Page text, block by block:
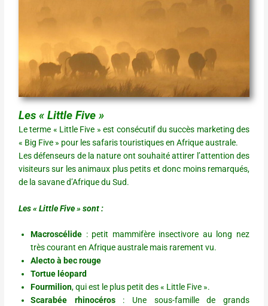
Les « Little Five »
Le terme « Little Five » est consécutif du succès marketing des
« Big Five » pour les safaris touristiques en Afrique australe.
Les défenseurs de la nature ont souhaité attirer l’attention des
visiteurs sur les animaux plus petits et donc moins remarqués,
de la savane d’Afrique du Sud.
Les « Little Five » sont :
Macroscélide : petit mammifère insectivore au long nez
très courant en Afrique australe mais rarement vu.
Alecto à bec rouge
Tortue léopard
Fourmilion, qui est le plus petit des « Little Five ».
Scarabée rhinocéros: Une sous-famille de grands